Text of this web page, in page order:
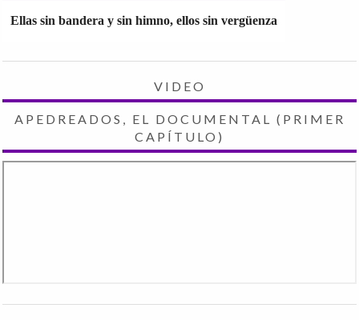
Ellas sin bandera y sin himno, ellos sin vergüenza
VIDEO
APEDREADOS, EL DOCUMENTAL (PRIMER
CAPÍTULO)